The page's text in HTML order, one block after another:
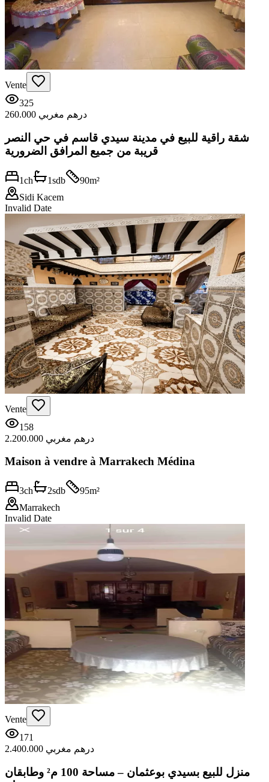
Vente
325
260.000 درهم مغربي
شقة راقية للبيع في مدينة سيدي قاسم في حي النصر
قريبة من جميع المرافق الضرورية
1ch 1sdb 90m²
Sidi Kacem
Invalid Date
Vente
158
2.200.000 درهم مغربي
Maison à vendre à Marrakech Médina
3ch 2sdb 95m²
Marrakech
Invalid Date
Vente
171
2.400.000 درهم مغربي
منزل للبيع بسيدي بوعثمان – مساحة 100 م² وطابقان